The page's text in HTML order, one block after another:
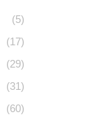
(5)
(17)
(29)
(31)
(60)